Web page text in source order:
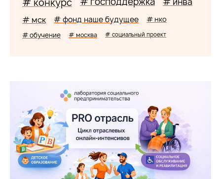
# мск # фонд наше будущее # нко
# обучение # москва # социальный проект